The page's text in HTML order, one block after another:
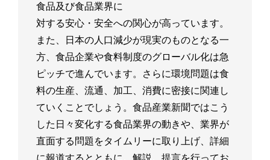
食品及び食品業界に
対する安心・安全への関心が高っています。
また、日本の人口減少が現実のものとなる一
方、食品企業や食料制度のグローバル化は急
ピッチで進んでいます。さらに環境問題は食
料の生産、流通、加工、消費に密接に関連し
ていくことでしょう。食品産業新聞ではこう
した日々変化する食品業界の動きや、業界が
直面する問題をタイムリーに取り上げ、詳細